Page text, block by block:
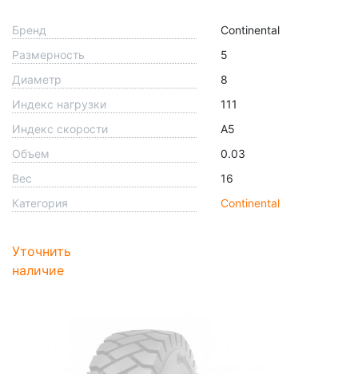
Бренд
Continental
Размерность
5
Диаметр
8
Индекс нагрузки
111
Индекс скорости
A5
Объем
0.03
Вес
16
Категория
Continental
Уточнить
наличие